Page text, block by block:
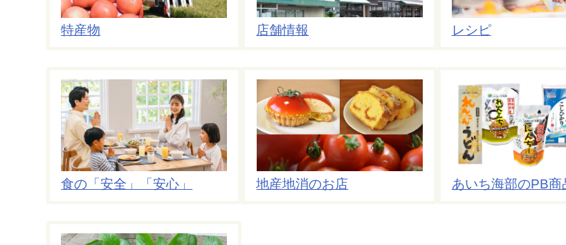
特産物 店舗情報 レシピ
食の「安全」「安心」 地産地消のお店 あいち海部のPB商